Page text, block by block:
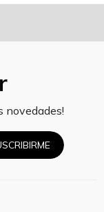
novedades!